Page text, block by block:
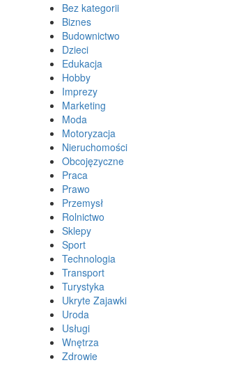
Bez kategorii
Biznes
Budownictwo
Dzieci
Edukacja
Hobby
Imprezy
Marketing
Moda
Motoryzacja
Nieruchomości
Obcojęzyczne
Praca
Prawo
Przemysł
Rolnictwo
Sklepy
Sport
Technologia
Transport
Turystyka
Ukryte Zajawki
Uroda
Usługi
Wnętrza
Zdrowie